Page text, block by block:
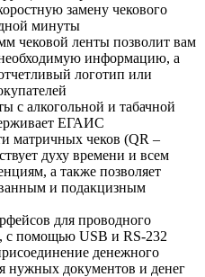
замену чекового
минуты
чековой ленты позволит вам
информацию, а
логотип или
с алкогольной и табачной
ЕГАИС
матричных чеков (QR –
духу времени и всем
а также позволяет
и подакцизным
для проводного
помощью USB и RS-232
денежного
нужных документов и денег